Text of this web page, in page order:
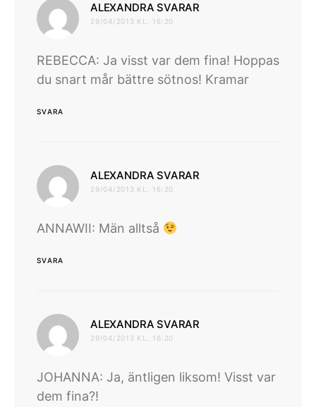
ALEXANDRA SVARAR
29/04/2013 KL. 16:20
REBECCA: Ja visst var dem fina! Hoppas
du snart mår bättre sötnos! Kramar
SVARA
ALEXANDRA SVARAR
29/04/2013 KL. 16:20
ANNAWII: Män alltså
SVARA
ALEXANDRA SVARAR
29/04/2013 KL. 16:20
JOHANNA: Ja, äntligen liksom! Visst var
dem fina?!